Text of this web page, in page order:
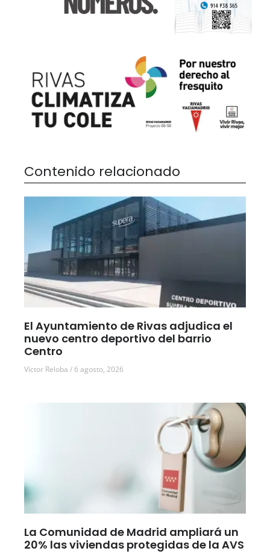
Contenido relacionado
El Ayuntamiento de Rivas adjudica el
nuevo centro deportivo del barrio
Centro
Víctor Reloba 6 agosto, 2026
La Comunidad de Madrid ampliará un
20% las viviendas protegidas de la AVS